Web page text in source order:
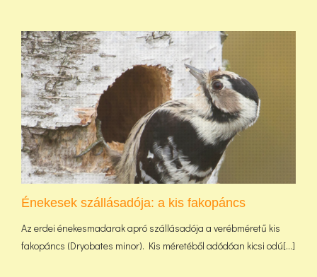
Énekesek szállásadója: a kis fakopáncs
Az erdei énekesmadarak apró szállásadója a verébméretű kis
fakopáncs (Dryobates minor). Kis méretéből adódóan kicsi odú[...]